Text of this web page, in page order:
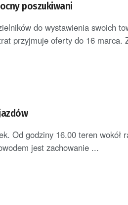
poszukiwani
do wystawienia swoich
przyjmuje oferty do 16 marca.
Od godziny 16.00 teren wokół
jest zachowanie ...